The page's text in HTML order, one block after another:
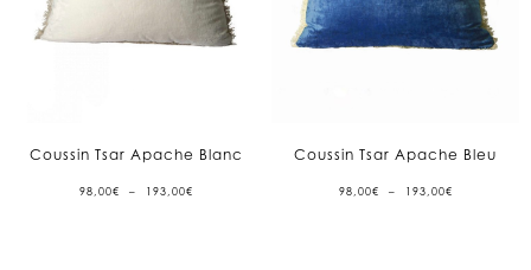
Coussin Tsar Apache Blanc
98,00€ – 193,00€PLAGE
DE
Coussin Tsar Apache Bleu
98,00€ – 193,00€PLAGE
DE